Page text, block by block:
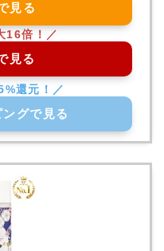
見る
見る
グで見る